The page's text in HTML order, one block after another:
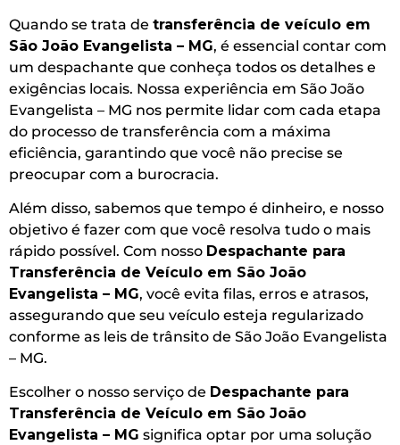
Quando se trata de transferência de veículo em
São João Evangelista – MG, é essencial contar com
um despachante que conheça todos os detalhes e
exigências locais. Nossa experiência em São João
Evangelista – MG nos permite lidar com cada etapa
do processo de transferência com a máxima
eficiência, garantindo que você não precise se
preocupar com a burocracia.
Além disso, sabemos que tempo é dinheiro, e nosso
objetivo é fazer com que você resolva tudo o mais
rápido possível. Com nosso Despachante para
Transferência de Veículo em São João
Evangelista – MG, você evita filas, erros e atrasos,
assegurando que seu veículo esteja regularizado
conforme as leis de trânsito de São João Evangelista
– MG.
Escolher o nosso serviço de Despachante para
Transferência de Veículo em São João
Evangelista – MG significa optar por uma solução